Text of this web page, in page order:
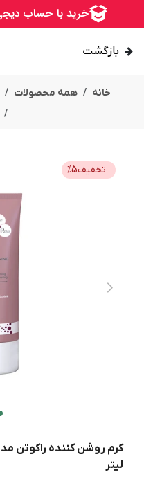
بازگشت
خانه همه محصولات
تخفیف %5
لیتر